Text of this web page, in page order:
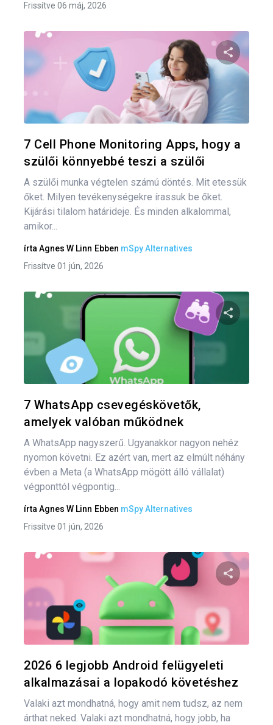
Frissítve 06 máj, 2026
Oszd
7 Cell Phone Monitoring Apps, hogy a
szülői könnyebbé teszi a szülői
A szülői munka végtelen számú döntés. Mit etessük
őket. Milyen tevékenységekre írassuk be őket.
Kijárási tilalom határideje. És minden alkalommal,
amikor...
írta Agnes W Linn Ebben mSpy Alternatives
Frissítve 01 jún, 2026
Oszd
7 WhatsApp csevegéskövetők,
amelyek valóban működnek
A WhatsApp nagyszerű. Ugyanakkor nagyon nehéz
nyomon követni. Ez azért van, mert az elmúlt néhány
évben a Meta (a WhatsApp mögött álló vállalat)
végponttól végpontig...
írta Agnes W Linn Ebben mSpy Alternatives
Frissítve 01 jún, 2026
2026 6 legjobb Android felügyeleti
alkalmazásai a lopakodó követéshez
Valaki azt mondhatná, hogy amit nem tudsz, az nem
árthat neked. Valaki azt mondhatná, hogy jobb, ha